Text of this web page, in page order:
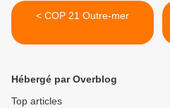
< COP 21 Outre-mer
Hébergé par Overblog
Top articles